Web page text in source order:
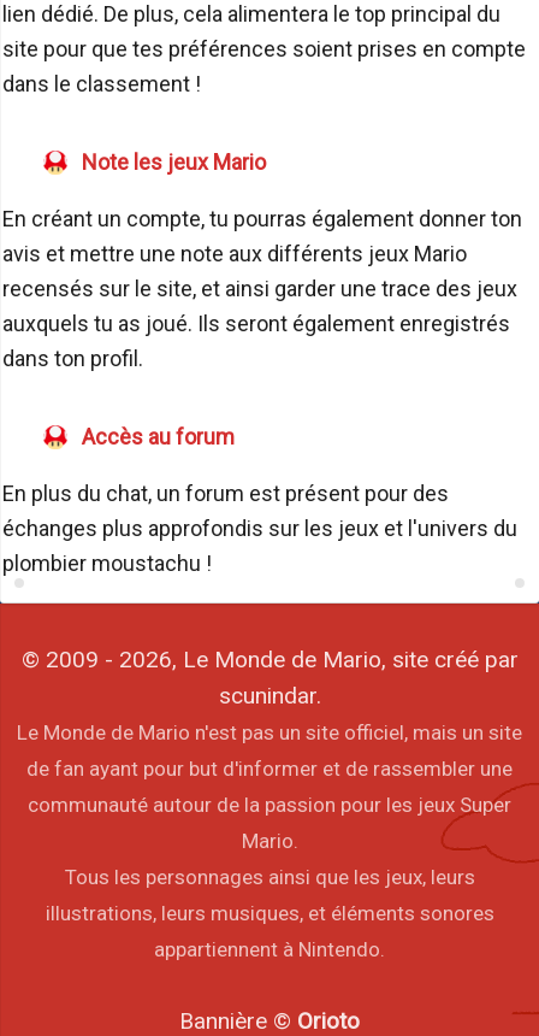
lien dédié. De plus, cela alimentera le top principal du
site pour que tes préférences soient prises en compte
dans le classement !
Note les jeux Mario
En créant un compte, tu pourras également donner ton
avis et mettre une note aux différents jeux Mario
recensés sur le site, et ainsi garder une trace des jeux
auxquels tu as joué. Ils seront également enregistrés
dans ton profil.
Accès au forum
En plus du chat, un forum est présent pour des
échanges plus approfondis sur les jeux et l'univers du
plombier moustachu !
© 2009 - 2026, Le Monde de Mario, site créé par
scunindar.
Le Monde de Mario n'est pas un site officiel, mais un site
de fan ayant pour but d'informer et de rassembler une
communauté autour de la passion pour les jeux Super
Mario.
Tous les personnages ainsi que les jeux, leurs
illustrations, leurs musiques, et éléments sonores
appartiennent à Nintendo.
Bannière © Orioto